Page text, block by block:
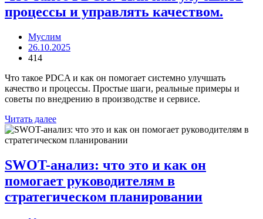
процессы и управлять качеством.
Муслим
26.10.2025
414
Что такое PDCA и как он помогает системно улучшать
качество и процессы. Простые шаги, реальные примеры и
советы по внедрению в производстве и сервисе.
Читать далее
SWOT-анализ: что это и как он
помогает руководителям в
стратегическом планировании